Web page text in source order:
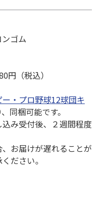
ゴム
円（税込）
ー・プロ野球12球団キ
同梱可能です。
み受付後、２週間程度
お届けが遅れることが
ださい。